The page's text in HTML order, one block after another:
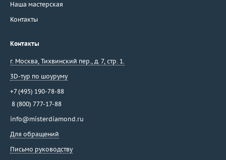
Наша мастерская
Контакты
Контакты
г. Москва, Тихвинский пер., д. 7, стр. 1.
3D-тур по шоуруму
+7 (495) 190-78-88
8 (800) 777-17-88
info@misterdiamond.ru
Для обращений
Письмо руководству